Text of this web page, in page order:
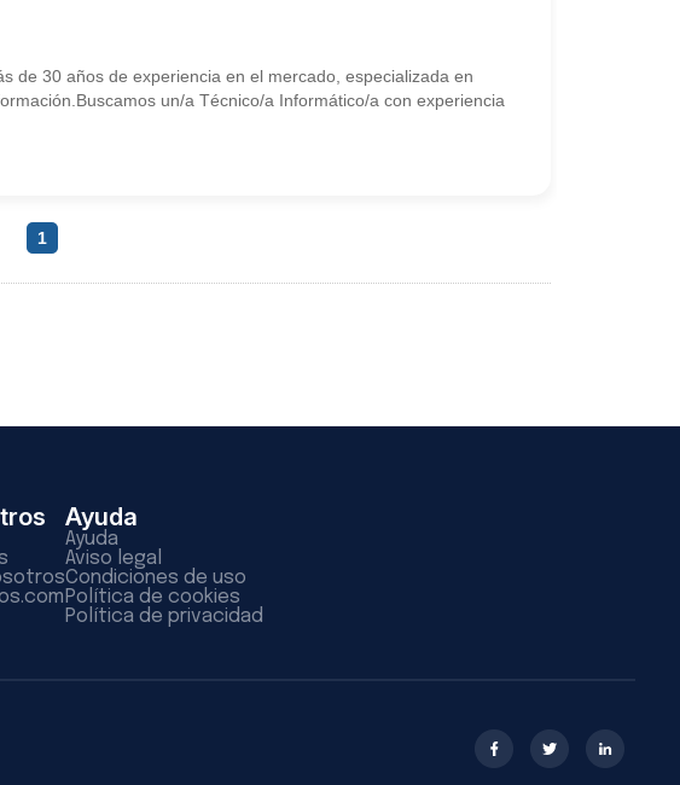
de 30 años de experiencia en el mercado, especializada en
un/a Técnico/a Informático/a con experiencia
1
Ayuda
Ayuda
Aviso legal
Condiciones de uso
Política de cookies
Política de privacidad